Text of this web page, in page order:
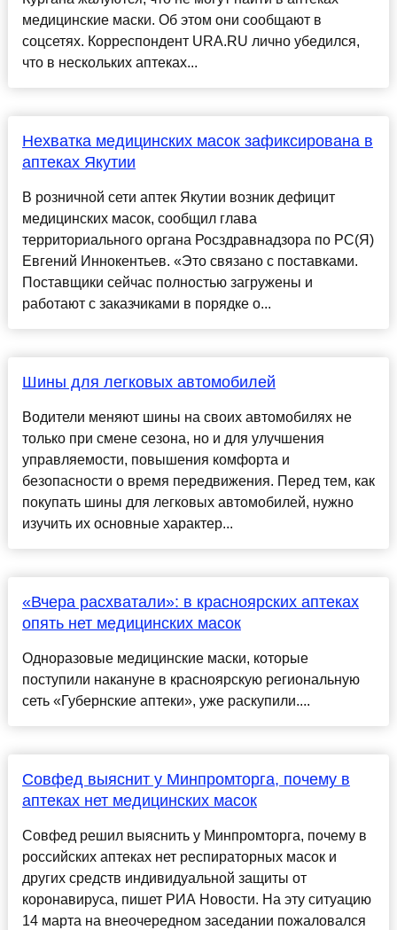
медицинские маски. Об этом они сообщают в
соцсетях. Корреспондент URA.RU лично убедился,
что в нескольких аптеках...
Нехватка медицинских масок зафиксирована в
аптеках Якутии
В розничной сети аптек Якутии возник дефицит
медицинских масок, сообщил глава
территориального органа Росздравнадзора по РС(Я)
Евгений Иннокентьев. «Это связано с поставками.
Поставщики сейчас полностью загружены и
работают с заказчиками в порядке о...
Шины для легковых автомобилей
Водители меняют шины на своих автомобилях не
только при смене сезона, но и для улучшения
управляемости, повышения комфорта и
безопасности о время передвижения. Перед тем, как
покупать шины для легковых автомобилей, нужно
изучить их основные характер...
«Вчера расхватали»: в красноярских аптеках
опять нет медицинских масок
Одноразовые медицинские маски, которые
поступили накануне в красноярскую региональную
сеть «Губернские аптеки», уже раскупили....
Совфед выяснит у Минпромторга, почему в
аптеках нет медицинских масок
Совфед решил выяснить у Минпромторга, почему в
российских аптеках нет респираторных масок и
других средств индивидуальной защиты от
коронавируса, пишет РИА Новости. На эту ситуацию
14 марта на внеочередном заседании пожаловался